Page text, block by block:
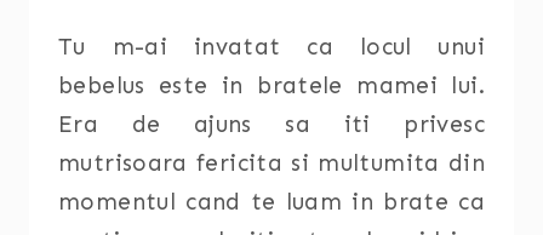
Tu m-ai invatat ca locul unui
bebelus este in bratele mamei lui.
Era de ajuns sa iti privesc
mutrisoara fericita si multumita din
momentul cand te luam in brate ca